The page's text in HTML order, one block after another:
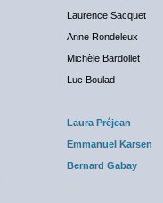
Laurence Sacquet
Anne Rondeleux
Michèle Bardollet
Luc Boulad
Laura Préjean
Emmanuel Karsen
Bernard Gabay